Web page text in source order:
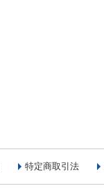
特定商取引法